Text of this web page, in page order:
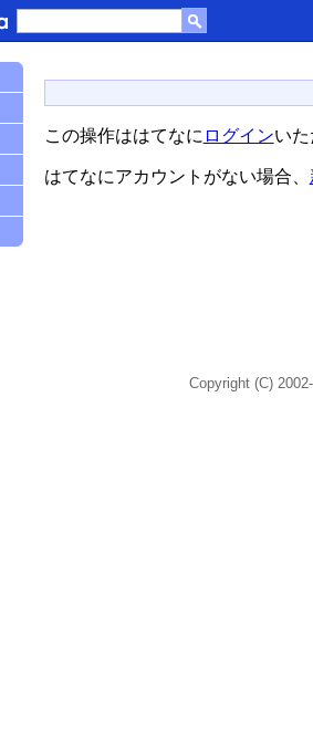
この操作ははてなに ログインい
はてなにアカウントがない場合、
Copyright (C)